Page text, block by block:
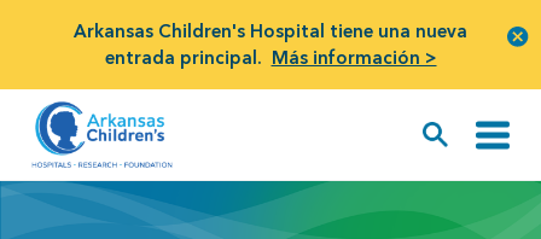
Arkansas Children's Hospital tiene una nueva
entrada principal. Más información >